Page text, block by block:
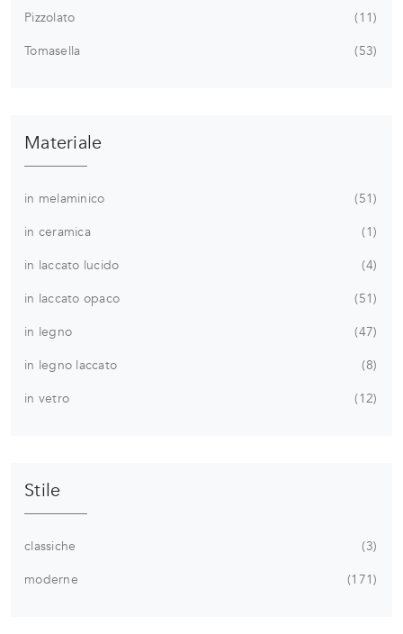
Pizzolato
11
Tomasella
53
Materiale
in melaminico
51
in ceramica
1
in laccato lucido
4
in laccato opaco
51
in legno
47
in legno laccato
8
in vetro
12
Stile
classiche
3
moderne
171